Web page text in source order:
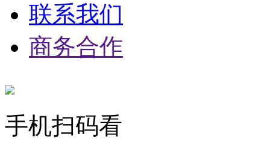
联系我们
商务合作
手机扫码看